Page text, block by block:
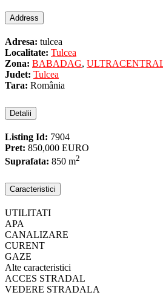
Address
Adresa: tulcea
Localitate: Tulcea
Zona: BABADAG,
Judet: Tulcea
Tara: România
Detalii
Listing Id: 7904
Pret: 850,000 EURO
Suprafata: 850 m2
Caracteristici
UTILITATI
APA
CANALIZARE
CURENT
GAZE
Alte caracteristici
ACCES STRADAL
VEDERE STRADALA